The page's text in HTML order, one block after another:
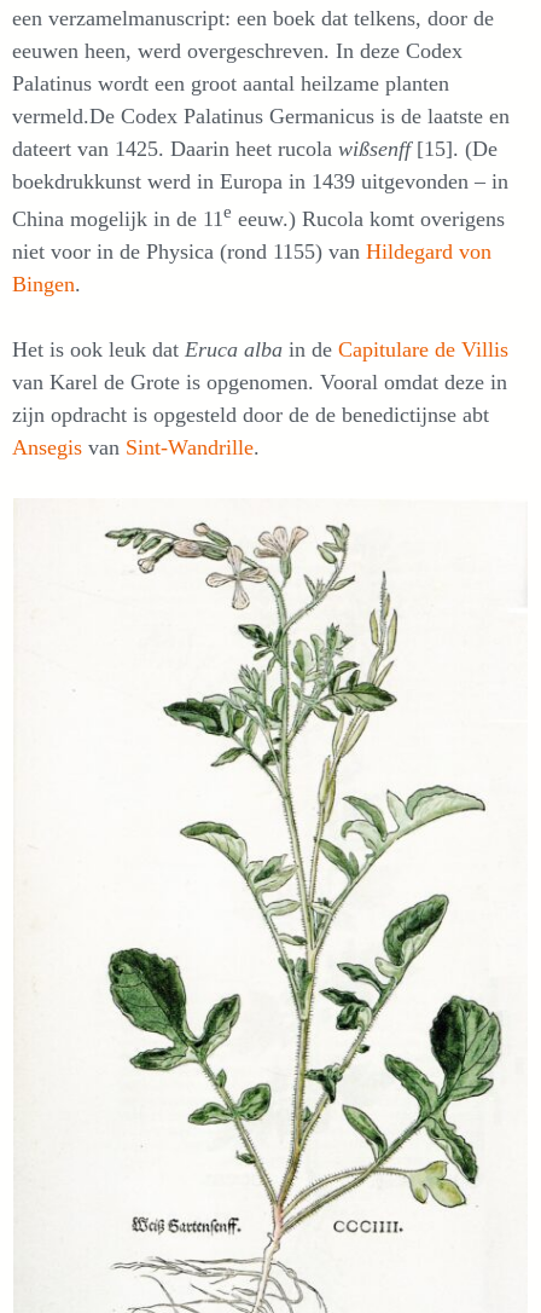
een verzamelmanuscript: een boek dat telkens, door de
eeuwen heen, werd overgeschreven. In deze Codex
Palatinus wordt een groot aantal heilzame planten
vermeld.De Codex Palatinus Germanicus is de laatste en
dateert van 1425. Daarin heet rucola wißsenff [15]. (De
boekdrukkunst werd in Europa in 1439 uitgevonden – in
China mogelijk in de 11e eeuw.) Rucola komt overigens
niet voor in de Physica (rond 1155) van Hildegard von
Bingen.
Het is ook leuk dat Eruca alba in de Capitulare de Villis
van Karel de Grote is opgenomen. Vooral omdat deze in
zijn opdracht is opgesteld door de de benedictijnse abt
Ansegis van Sint-Wandrille.